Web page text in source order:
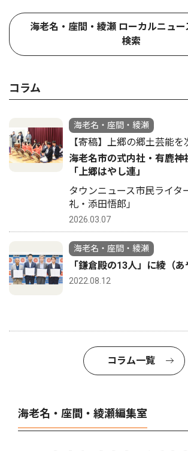
海老名・座間・綾瀬 ローカルニュー
検索
コラム
海老名・座間・綾瀬
【寄稿】上郷の郷土芸能を
海老名市の式内社・有鹿神
「上郷はやし連」
タウンニュース市民ライタ
礼・添田悟郎」
2026.03.07
海老名・座間・綾瀬
「鎌倉殿の13人」に綾（
2022.08.12
コラム一覧
海老名・座間・綾瀬編集室